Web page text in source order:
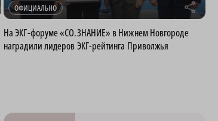
ОФИЦИАЛЬНО r
На ЭКГ-форуме «СО.ЗНАНИЕ» в Нижнем Новгороде
наградили лидеров ЭКГ-рейтинга Приволжья